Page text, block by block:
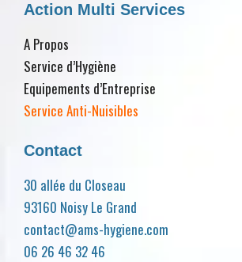
Action Multi Services
A Propos
Service d’Hygiène
Equipements d’Entreprise
Service Anti-Nuisibles
Contact
30 allée du Closeau
93160 Noisy Le Grand
contact@ams-hygiene.com
06 26 46 32 46